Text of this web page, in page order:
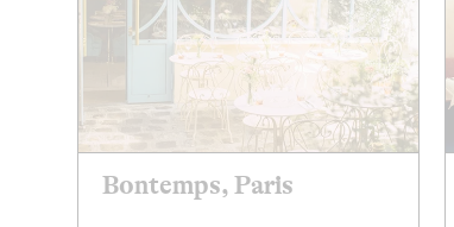
Bontemps, Paris